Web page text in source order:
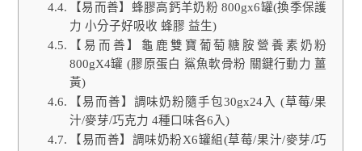
【易而善】蜂膠高鈣羊奶粉 800gx6罐(換季保護
力 小分子好吸收 蜂膠 益生)
【易而善】龜鹿雙寶葡萄糖胺營養素奶粉
800gX4罐 (膠原蛋白 鯊魚軟骨粉 關鍵行動力 薑
黃)
【易而善】調味奶粉隨手包30gx24入 (草莓/果
汁/麥芽/巧克力 4種口味各6入)
【易而善】調味奶粉X6罐組(草莓/果汁/麥芽/巧